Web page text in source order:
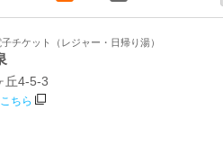
チケット（レジャー・日帰り湯）
丘4-5-3
ちら